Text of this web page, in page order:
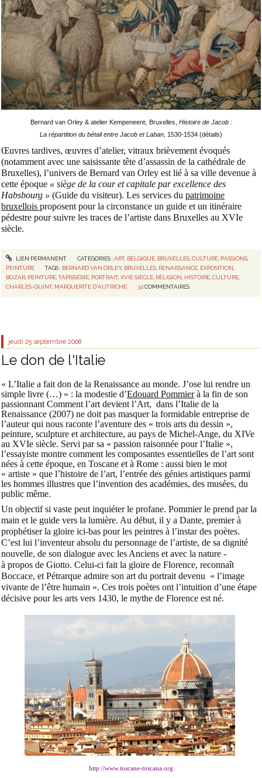
Bernard van Orley & atelier Kempeneere, Bruxelles, Histoire de Jacob :
La répartition du bétail entre Jacob et Laban , 1530-1534 (détails)
Œuvres tardives, œuvres d’atelier, vitraux brièvement évoqués
(notamment avec une saisissante tête d’assassin de la cathédrale de
Bruxelles), l’univers de Bernard van Orley est lié à sa ville devenue à
cette époque « siège de la cour et capitale par excellence des
Habsbourg » (Guide du visiteur). Les services du patrimoine
bruxellois proposent pour la circonstance un guide et un itinéraire
pédestre pour suivre les traces de l’artiste dans Bruxelles au XVIe
siècle.
LIEN PERMANENT CATÉGORIES :ART, BELGIQUE, BRUXELLES, CULTURE, PASSIONS,
PEINTURE
TAGS : BERNARD VAN ORLEY, BRUXELLES, RENAISSANCE, EXPOSITION,
BOZAR, PEINTURE,TAPISSERIE, PORTRAIT,XVIE SIÈCLE, RELIGION, HISTOIRE,CULTURE,
CHARLES-QUINT, MARGUERITE D'AUTRICHE 32 COMMENTAIRES
jeudi 25 septembre 2008
Le don de l'Italie
« L’Italie a fait don de la Renaissance au monde. J’ose lui rendre un
simple livre (…) » : la modestie d’Edouard Pommierà la fin de son
passionnant Comment l’art devient l’Art, dans l’Italie de la
Renaissance (2007) ne doit pas masquer la formidable entreprise de
l’auteur qui nous raconte l’aventure des « trois arts du dessin »,
peinture, sculpture et architecture, au pays de Michel-Ange, du XIVe
au XVIe siècle. Servi par sa « passion raisonnée pour l’Italie »,
l’essayiste montre comment les composantes essentielles de l’art sont
nées à cette époque, en Toscane et à Rome : aussi bien le mot
« artiste » que l’histoire de l’art, l’entrée des génies artistiques parmi
les hommes illustres que l’invention des académies, des musées, du
public même.
Un objectif si vaste peut inquiéter le profane. Pommier le prend par la
main et le guide vers la lumière. Au début, il y a Dante, premier à
prophétiser la gloire ici-bas pour les peintres à l’instar des poètes.
C’est lui l’inventeur absolu du personnage de l’artiste, de sa dignité
nouvelle, de son dialogue avec les Anciens et avec la nature -
à propos de Giotto. Celui-ci fait la gloire de Florence, reconnaît
Boccace, et Pétrarque admire son art du portrait devenu « l’image
vivante de l’être humain ». Ces trois poètes ont l’intuition d’une étape
décisive pour les arts vers 1430, le mythe de Florence est né.
http://www.toscane-toscana.org